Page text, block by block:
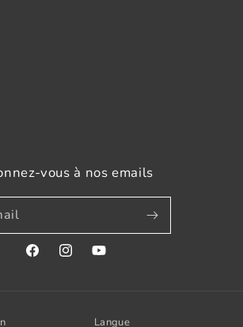
vous à nos emails
FacebookInstagramYouTube
Langue